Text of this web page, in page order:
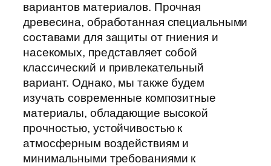
вариантов материалов. Прочная
древесина, обработанная специальными
составами для защиты от гниения и
насекомых, представляет собой
классический и привлекательный
вариант. Однако, мы также будем
изучать современные композитные
материалы, обладающие высокой
прочностью, устойчивостью к
атмосферным воздействиям и
минимальными требованиями к